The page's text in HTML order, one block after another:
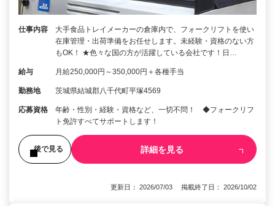
仕事内容
大手食品トレイメーカーの倉庫内で、フォークリフトを使い
在庫管理・出荷準備をお任せします。未経験・資格のない方
もOK！ ★色々な国の方が活躍している会社です！日…
給与 月給250,000円～350,000円＋各種手当
勤務地 茨城県結城郡八千代町平塚4569
応募資格
年齢・性別・経験・資格など、一切不問！ ◆フォークリフ
ト免許すべてサポートします！
後で見る 詳細を見る
更新日： 2026/07/03 掲載終了日： 2026/10/02